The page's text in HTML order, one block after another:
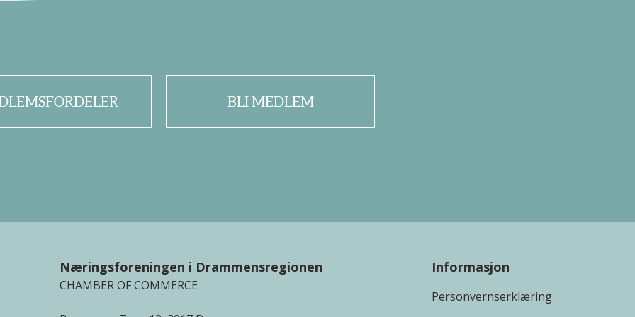
BLI MEDLEM
Næringsforeningen i Drammensregionen
CHAMBER OF COMMERCE
Informasjon
Personvernserklæring